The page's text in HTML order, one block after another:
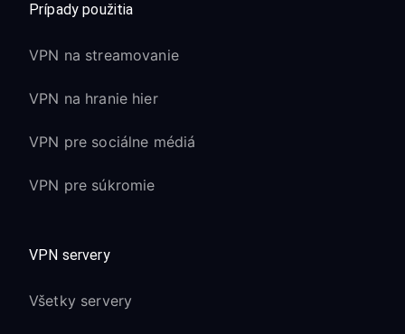
Prípady použitia
VPN na streamovanie
VPN na hranie hier
VPN pre sociálne médiá
VPN pre súkromie
VPN servery
Všetky servery